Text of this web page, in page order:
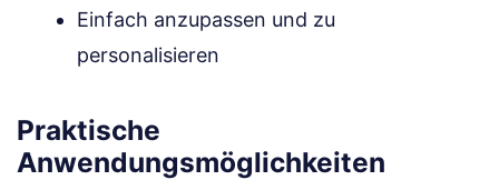
Einfach anzupassen und zu
personalisieren
Praktische
Anwendungsmöglichkeiten